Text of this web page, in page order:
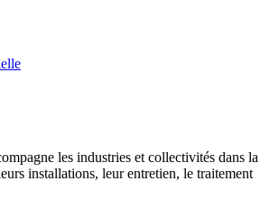
les industries et collectivités dans la
installations, leur entretien, le traitement